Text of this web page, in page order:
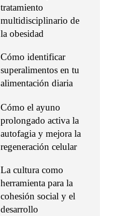
tratamiento
multidisciplinario de
la obesidad
Cómo identificar
superalimentos en tu
alimentación diaria
Cómo el ayuno
prolongado activa la
autofagia y mejora la
regeneración celular
La cultura como
herramienta para la
cohesión social y el
desarrollo